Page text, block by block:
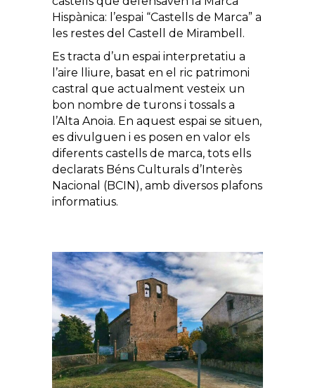
Hispànica: l’espai “Castells de Marca” a
les restes del Castell de Mirambell.
Es tracta d’un espai interpretatiu a
l’aire lliure, basat en el ric patrimoni
castral que actualment vesteix un
bon nombre de turons i tossals a
l’Alta Anoia. En aquest espai se situen,
es divulguen i es posen en valor els
diferents castells de marca, tots ells
declarats Béns Culturals d’Interès
Nacional (BCIN), amb diversos plafons
informatius.